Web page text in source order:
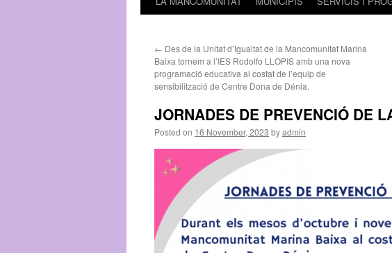
← Des de la Unitat d’Igualtat de la Mancomunitat Marina
Baixa tornem a l’IES Rodolfo LLOPIS amb una nova
programació educativa al costat de l’equip de
sensibilització de Centre Dona de Dénia.
JORNADES DE PREVENCIÓ DE
Posted on 16 November, 2023 byadmin